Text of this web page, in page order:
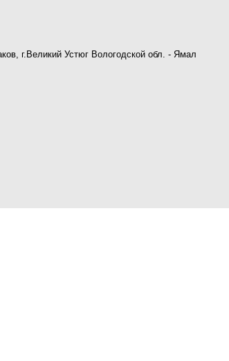
г.Великий Устюг Вологодской обл. - Ямал